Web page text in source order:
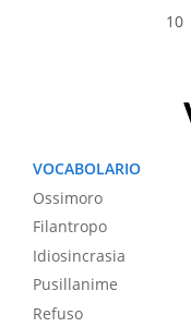
VOCABOLARIO
Ossimoro
Filantropo
Idiosincrasia
Pusillanime
Refuso